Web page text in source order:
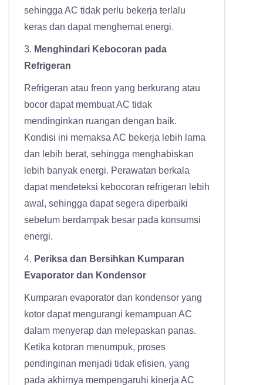
sehingga AC tidak perlu bekerja terlalu
keras dan dapat menghemat energi.
3. Menghindari Kebocoran pada
Refrigeran
Refrigeran atau freon yang berkurang atau
bocor dapat membuat AC tidak
mendinginkan ruangan dengan baik.
Kondisi ini memaksa AC bekerja lebih lama
dan lebih berat, sehingga menghabiskan
lebih banyak energi. Perawatan berkala
dapat mendeteksi kebocoran refrigeran lebih
awal, sehingga dapat segera diperbaiki
sebelum berdampak besar pada konsumsi
energi.
4. Periksa dan Bersihkan Kumparan
Evaporator dan Kondensor
Kumparan evaporator dan kondensor yang
kotor dapat mengurangi kemampuan AC
dalam menyerap dan melepaskan panas.
Ketika kotoran menumpuk, proses
pendinginan menjadi tidak efisien, yang
pada akhirnya mempengaruhi kinerja AC